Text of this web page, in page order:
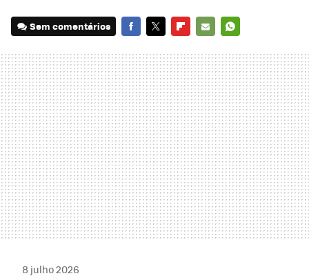
Sem comentários
MAIL
8 julho 2026